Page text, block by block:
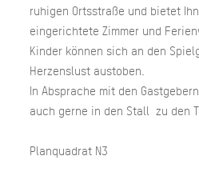
ruhigen Ortsstraße und bietet
eingerichtete Zimmer und
Kinder können sich an den
Herzenslust austoben.
In Absprache mit den
auch gerne in den Stall zu den
Planquadrat N3